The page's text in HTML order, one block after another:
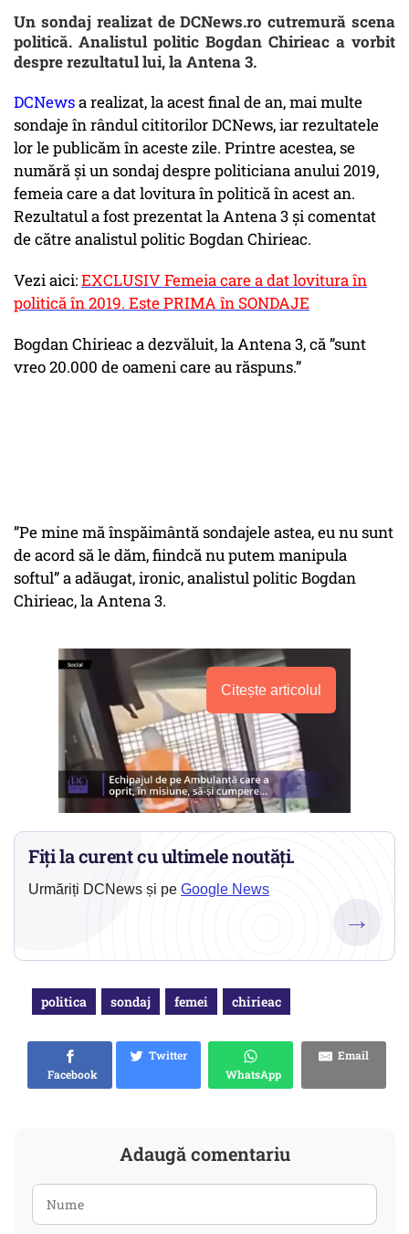
Un sondaj realizat de DCNews.ro cutremură scena
politică. Analistul politic Bogdan Chirieac a vorbit
despre rezultatul lui, la Antena 3.
DCNewsa realizat, la acest final de an, mai multe
sondaje în rândul cititorilor DCNews, iar rezultatele
lor le publicăm în aceste zile. Printre acestea, se
numără și un sondaj despre politiciana anului 2019,
femeia care a dat lovitura în politică în acest an.
Rezultatul a fost prezentat la Antena 3 și comentat
de către analistul politic Bogdan Chirieac.
Vezi aici:EXCLUSIV Femeia care a dat lovitura în
politică în 2019. Este PRIMA în SONDAJE
Bogdan Chirieac a dezvăluit, la Antena 3, că ”sunt
vreo 20.000 de oameni care au răspuns.”
”Pe mine mă înspăimântă sondajele astea, eu nu sunt
de acord să le dăm, fiindcă nu putem manipula
softul” a adăugat, ironic, analistul politic Bogdan
Chirieac, la Antena 3.
Citește articolul
Fiți la curent cu ultimele noutăți.
Urmăriți DCNews și pe Google News
→
politica sondaj femei chirieac
Facebook
Twitter
WhatsApp
Email
Adaugă comentariu